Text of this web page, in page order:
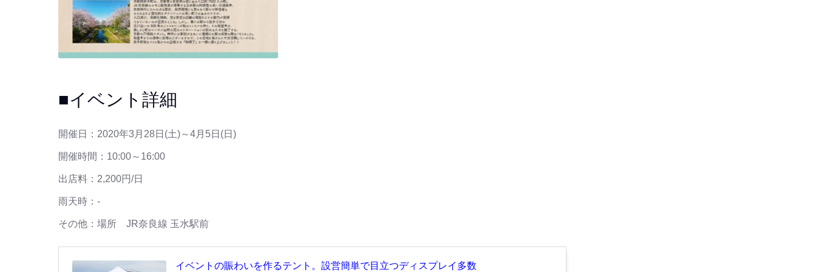
■イベント詳細
開催日：2020年3月28日(土)～4月5日(日)
開催時間：10:00～16:00
出店料：2,200円/日
雨天時：-
その他：場所 JR奈良線 玉水駅前
イベントの賑わいを作るテント。設営簡単で目立つディスプレイ多数